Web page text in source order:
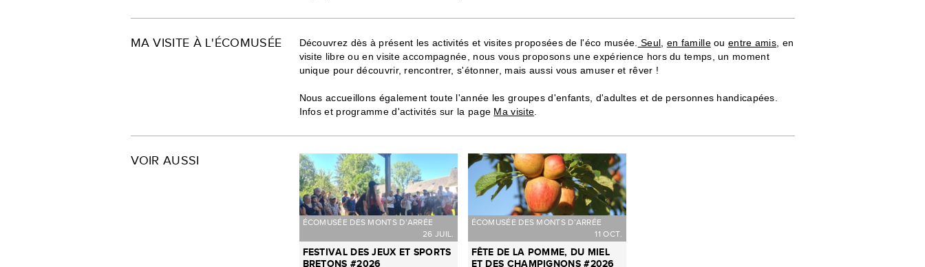
MA VISITE À L'ÉCOMUSÉE Découvrez dès à présent les activités et visites proposées de l'éco musée. Seul en familleouentre amis , en
visite libre ou en visite accompagnée, nous vous proposons une expérience hors du temps, un moment
unique pour découvrir, rencontrer, s'étonner, mais aussi vous amuser et rêver !
Nous accueillons également toute l'année les groupes d'enfants, d'adultes et de personnes handicapées.
Infos et programme d'activités sur la page Ma visite
VOIR AUSSI
ÉCOMUSÉE DES MONTS D’ARRÉE
26 JUIL.
FESTIVAL DES JEUX ET SPORTS
BRETONS #2026
ÉCOMUSÉE DES MONTS D’ARRÉE
11 OCT.
FÊTE DE LA POMME, DU MIEL
ET DES CHAMPIGNONS #2026